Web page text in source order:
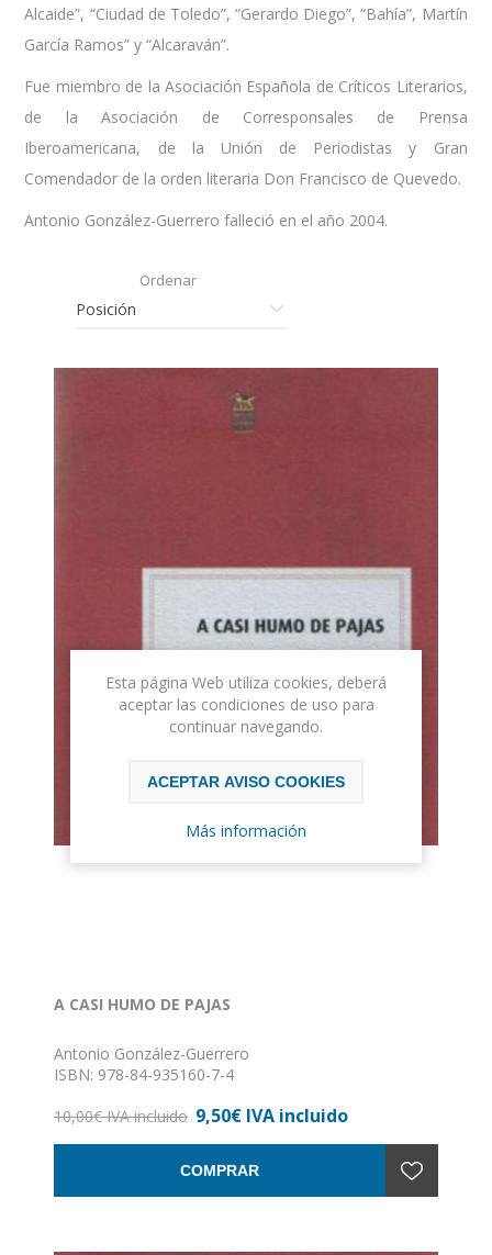
Alcaide”, “Ciudad de Toledo”, “Gerardo Diego”, “Bahía”, Martín
García Ramos” y “Alcaraván”.
Fue miembro de la Asociación Española de Críticos Literarios,
de la Asociación de Corresponsales de Prensa
Iberoamericana, de la Unión de Periodistas y Gran
Comendador de la orden literaria Don Francisco de Quevedo.
Antonio González-Guerrero falleció en el año 2004.
Ordenar
A CASI HUMO DE PAJAS
Antonio González-Guerrero
ISBN: 978-84-935160-7-4
Nº de páginas: 71
10,00€ IVA incluido 9,50€ IVA incluido
COMPRAR
Esta página Web utiliza cookies, deberá
aceptar las condiciones de uso para
continuar navegando.
ACEPTAR AVISO COOKIES
Más información